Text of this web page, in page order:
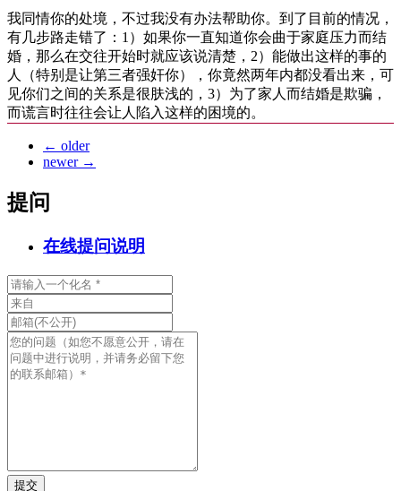
我同情你的处境，不过我没有办法帮助你。到了目前的情况，
有几步路走错了：1）如果你一直知道你会曲于家庭压力而结
婚，那么在交往开始时就应该说清楚，2）能做出这样的事的
人（特别是让第三者强奸你），你竟然两年内都没看出来，可
见你们之间的关系是很肤浅的，3）为了家人而结婚是欺骗，
而谎言时往往会让人陷入这样的困境的。
← older
newer →
提问
在线提问说明
提交